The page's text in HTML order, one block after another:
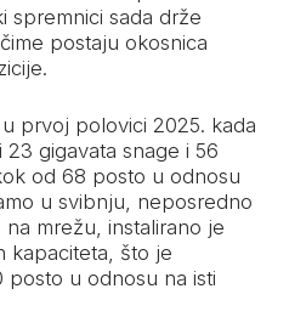
spremnici sada drže
postaju okosnica
prvoj polovici 2025. kada
gigavata snage i 56
od 68 posto u odnosu
u svibnju, neposredno
na mrežu, instalirano je
kapaciteta, što je
u odnosu na isti